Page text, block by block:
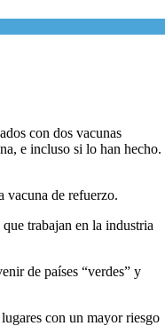
con dos vacunas
e incluso si lo han hecho.
vacuna de refuerzo.
trabajan en la industria
de países “verdes” y
con un mayor riesgo